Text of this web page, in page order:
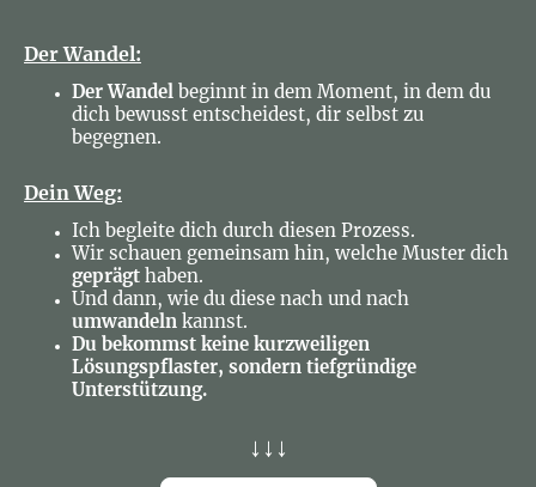
Der Wandel:
Der Wandel beginnt in dem Moment, in dem du
dich bewusst entscheidest, dir selbst zu
begegnen.
Dein Weg:
Ich begleite dich durch diesen Prozess.
Wir schauen gemeinsam hin, welche Muster dich
geprägt haben.
Und dann, wie du diese nach und nach
umwandeln kannst.
Du bekommst keine kurzweiligen
Lösungspflaster, sondern tiefgründige
Unterstützung.
↓↓↓